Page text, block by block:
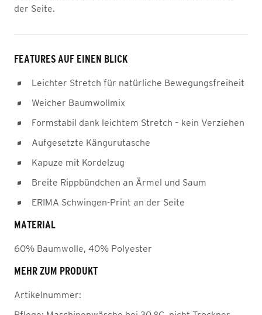
der Seite.
FEATURES AUF EINEN BLICK
Leichter Stretch für natürliche Bewegungsfreiheit
Weicher Baumwollmix
Formstabil dank leichtem Stretch – kein Verziehen
Aufgesetzte Kängurutasche
Kapuze mit Kordelzug
Breite Rippbündchen an Ärmel und Saum
ERIMA Schwingen-Print an der Seite
MATERIAL
60% Baumwolle, 40% Polyester
MEHR ZUM PRODUKT
Artikelnummer: